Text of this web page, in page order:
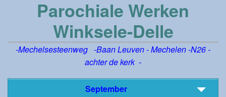
Parochiale Werken
Winksele-Delle
-Mechelsesteenweg -Baan Leuven - Mechelen -N26 -
achter de kerk -
September